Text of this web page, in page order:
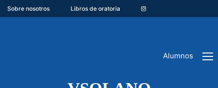
Sobre nosotros Libros de oratoria
Alumnos